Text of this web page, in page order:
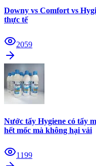
Downy vs Comfort vs
thực tế
2059
Nước tẩy Hygiene có tẩy
hết mốc mà không hại vải
1199